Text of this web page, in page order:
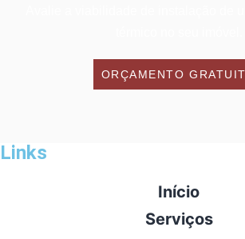
ORÇAMENTO
Links
Início
Serviços